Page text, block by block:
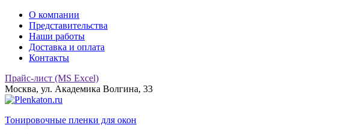
О компании
Представительства
Наши работы
Доставка и оплата
Контакты
Прайс-лист (MS Excel)
Москва, ул. Академика Волгина, 33
Тонировочные пленки для окон